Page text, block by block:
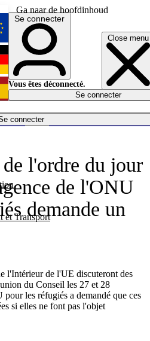
Ga naar de hoofdinhoud
Close menu
connecter
et Transport
English
Deutsch
Español
Se connecter
Vous êtes déconnecté.
Se connecter
l'ordre du jour
de l'ONU
demande un
l'Intérieur de l'UE discuteront des
du Conseil les 27 et 28
les réfugiés a demandé que ces
si elles ne font pas l'objet